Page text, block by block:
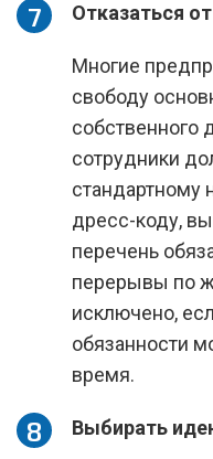
Отказаться
Многие
свободу
собственного
сотрудники
стандартному
дресс-коду,
перечень
перерывы по
исключено,
обязанности
время.
Выбирать